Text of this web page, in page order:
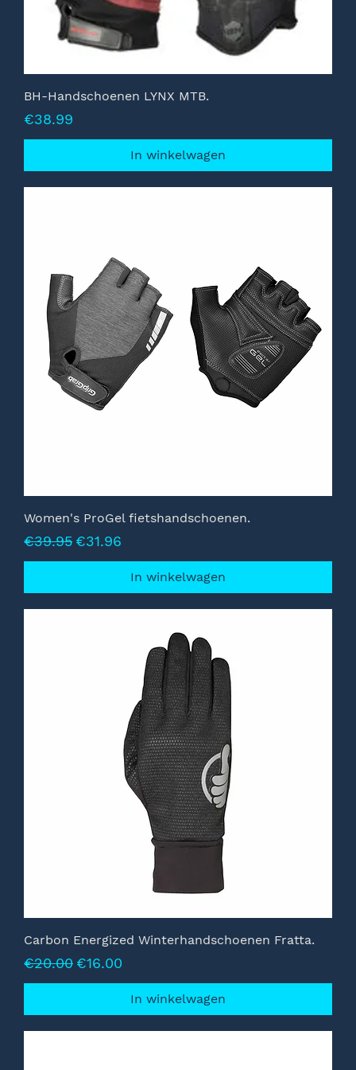
BH-Handschoenen LYNX MTB.
Prijs
€38.99
In winkelwagen
Women's ProGel fietshandschoenen.
Normale prijs
€39.95 Verkoopprijs
€31.96
In winkelwagen
Carbon Energized Winterhandschoenen Fratta.
Normale prijs
€20.00 Verkoopprijs
€16.00
In winkelwagen